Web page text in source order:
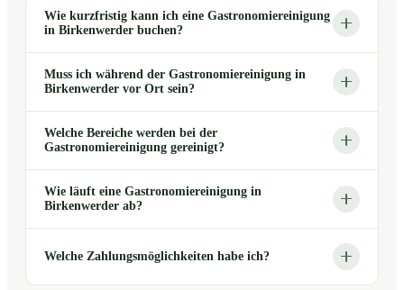
Wie kurzfristig kann ich eine Gastronomiereinigung
in Birkenwerder buchen?
Muss ich während der Gastronomiereinigung in
Birkenwerder vor Ort sein?
Welche Bereiche werden bei der
Gastronomiereinigung gereinigt?
Wie läuft eine Gastronomiereinigung in
Birkenwerder ab?
Welche Zahlungsmöglichkeiten habe ich?